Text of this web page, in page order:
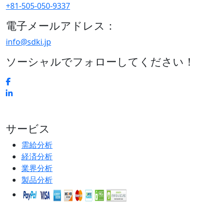
+81-505-050-9337
電子メールアドレス：
info@sdki.jp
ソーシャルでフォローしてください！
サービス
需給分析
経済分析
業界分析
製品分析